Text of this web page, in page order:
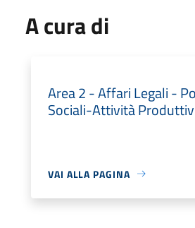
A cura di
Area 2 - Affari Legali -
Sociali-Attività
VAI ALLA PAGINA